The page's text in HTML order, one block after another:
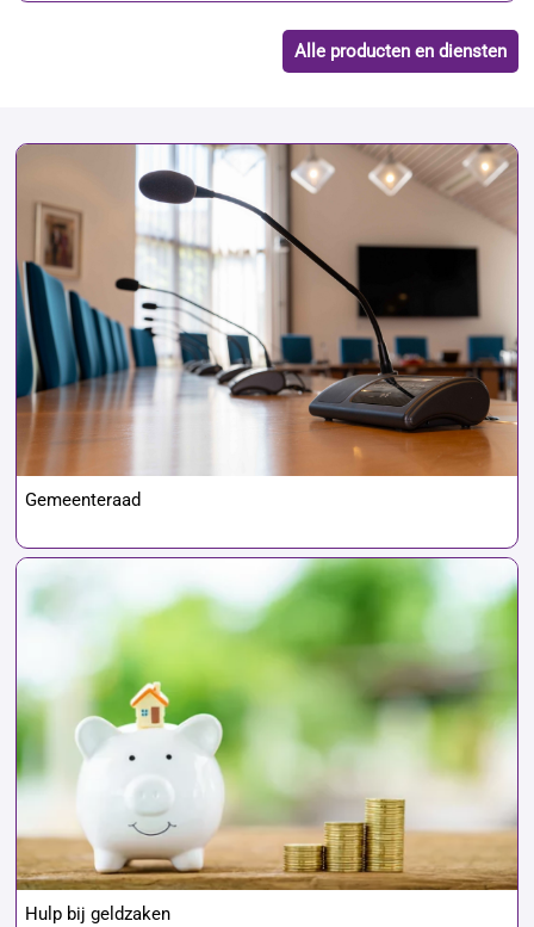
Alle producten en diensten
Gemeenteraad
Hulp bij geldzaken